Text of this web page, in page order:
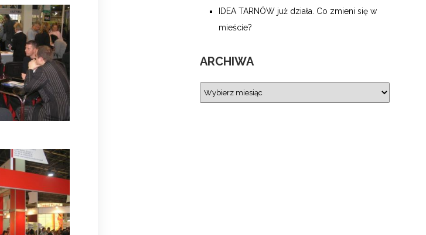
IDEA TARNÓW już działa. Co zmieni się w
mieście?
ARCHIWA